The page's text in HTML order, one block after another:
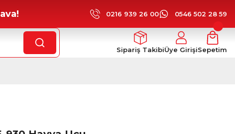
0216 939 26 00 0546 502 28 59
Sipariş TakibiÜye GirişiSepetim